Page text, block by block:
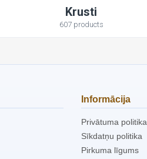
Krusti
607 products
Informācija
Privātuma politika
Sīkdatņu politika
Pirkuma līgums